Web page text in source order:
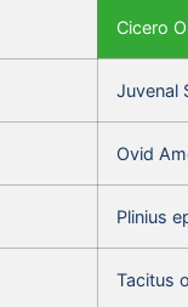
Cicero
Juvenal
Ovid
Plinius
Tacitus